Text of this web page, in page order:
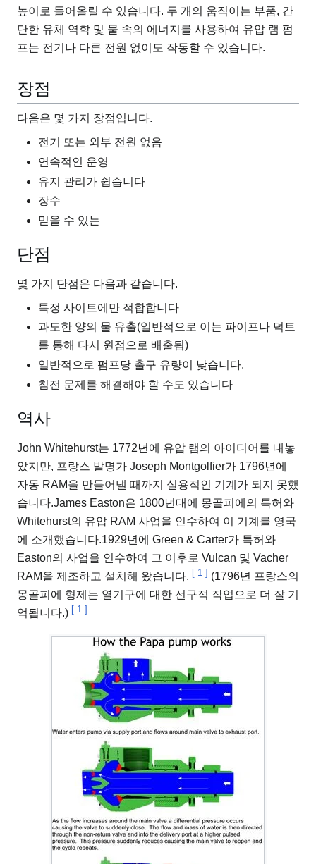
높이로 들어올릴 수 있습니다. 두 개의 움직이는 부품, 간
단한 유체 역학 및 물 속의 에너지를 사용하여 유압 램 펌
프는 전기나 다른 전원 없이도 작동할 수 있습니다.
장점
다음은 몇 가지 장점입니다.
전기 또는 외부 전원 없음
연속적인 운영
유지 관리가 쉽습니다
장수
믿을 수 있는
단점
몇 가지 단점은 다음과 같습니다.
특정 사이트에만 적합합니다
과도한 양의 물 유출(일반적으로 이는 파이프나 덕트
를 통해 다시 원점으로 배출됨)
일반적으로 펌프당 출구 유량이 낮습니다.
침전 문제를 해결해야 할 수도 있습니다
역사
John Whitehurst는 1772년에 유압 램의 아이디어를 내놓
았지만, 프랑스 발명가 Joseph Montgolfier가 1796년에
자동 RAM을 만들어낼 때까지 실용적인 기계가 되지 못했
습니다.James Easton은 1800년대에 몽골피에의 특허와
Whitehurst의 유압 RAM 사업을 인수하여 이 기계를 영국
에 소개했습니다.1929년에 Green & Carter가 특허와
Easton의 사업을 인수하여 그 이후로 Vulcan 및 Vacher
RAM을 제조하고 설치해 왔습니다. [ 1 ] (1796년 프랑스의
몽골피에 형제는 열기구에 대한 선구적 작업으로 더 잘 기
억됩니다.) [ 1 ]